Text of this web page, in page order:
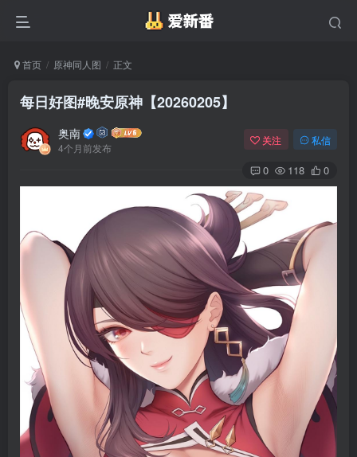
首页 原神同人图 正文
每日好图#晚安原神【20260205】
奥南
4个月前发布
关注 私信
0 118 0